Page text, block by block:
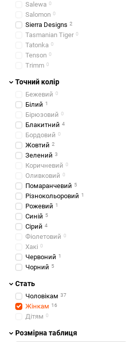
Salewa 0
Salomon 0
Sierra Designs 2
Tasmanian Tiger 0
Tatonka 0
Tenson 0
Trimm 0
Точний колір
Бежевий 0
Білий 1
Бірюзовий 0
Блакитний 4
Бордовий 0
Жовтий 2
Зелений 3
Коричневий 0
Оливковий 0
Помаранчевий 5
Різнокольоровий 1
Рожевий 1
Синій 5
Сірий 4
Фіолетовий 0
Хакі 0
Червоний 1
Чорний 5
Стать
Чоловікам 37
Жінкам 16
Дітям 0
Розмірна таблиця